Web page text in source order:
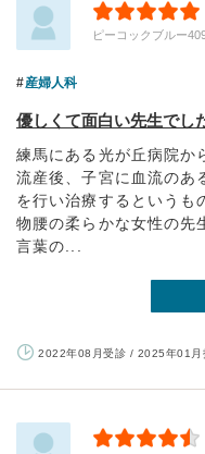
ピーコックブルー
産婦人科
優しくて面白い先生でし
練馬にある光が丘病院か
流産後、子宮に血流のあ
を行い治療するというも
物腰の柔らかな女性の先
言葉の...
2022年08月受診 / 2025年01月